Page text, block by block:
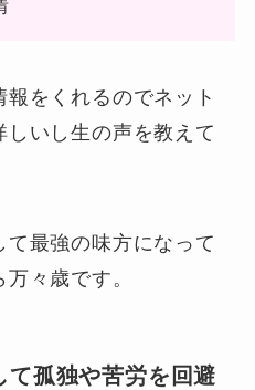
をくれるのでネット
いし生の声を教えて
て最強の味方になって
々歳です。
て孤独や苦労を回避